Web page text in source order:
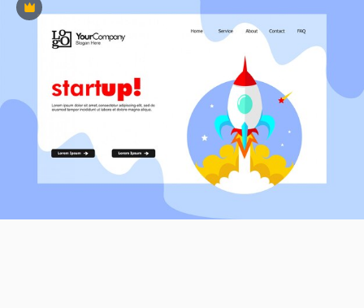
Premium